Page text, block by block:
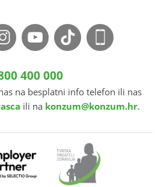
400 000
na besplatni info telefon ili nas
ili na konzum@konzum.hr.